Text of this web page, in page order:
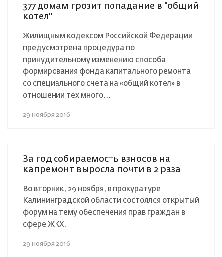
377 домам грозит попадание в "общий
котел"
Жилищным кодексом Российской Федерации
предусмотрена процедура по
принудительному изменению способа
формирования фонда капитального ремонта
со специального счета на «общий котел» в
отношении тех много...
29 ноября 2016
За год собираемость взносов на
капремонт выросла почти в 2 раза
Во вторник, 29 ноября, в прокуратуре
Калининградской области состоялся открытый
форум на тему обеспечения прав граждан в
сфере ЖКХ.
29 ноября 2016